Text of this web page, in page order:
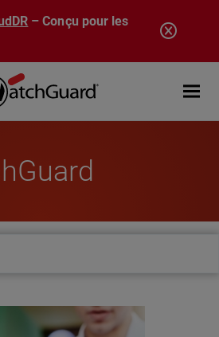
– Conçu pour les
Open